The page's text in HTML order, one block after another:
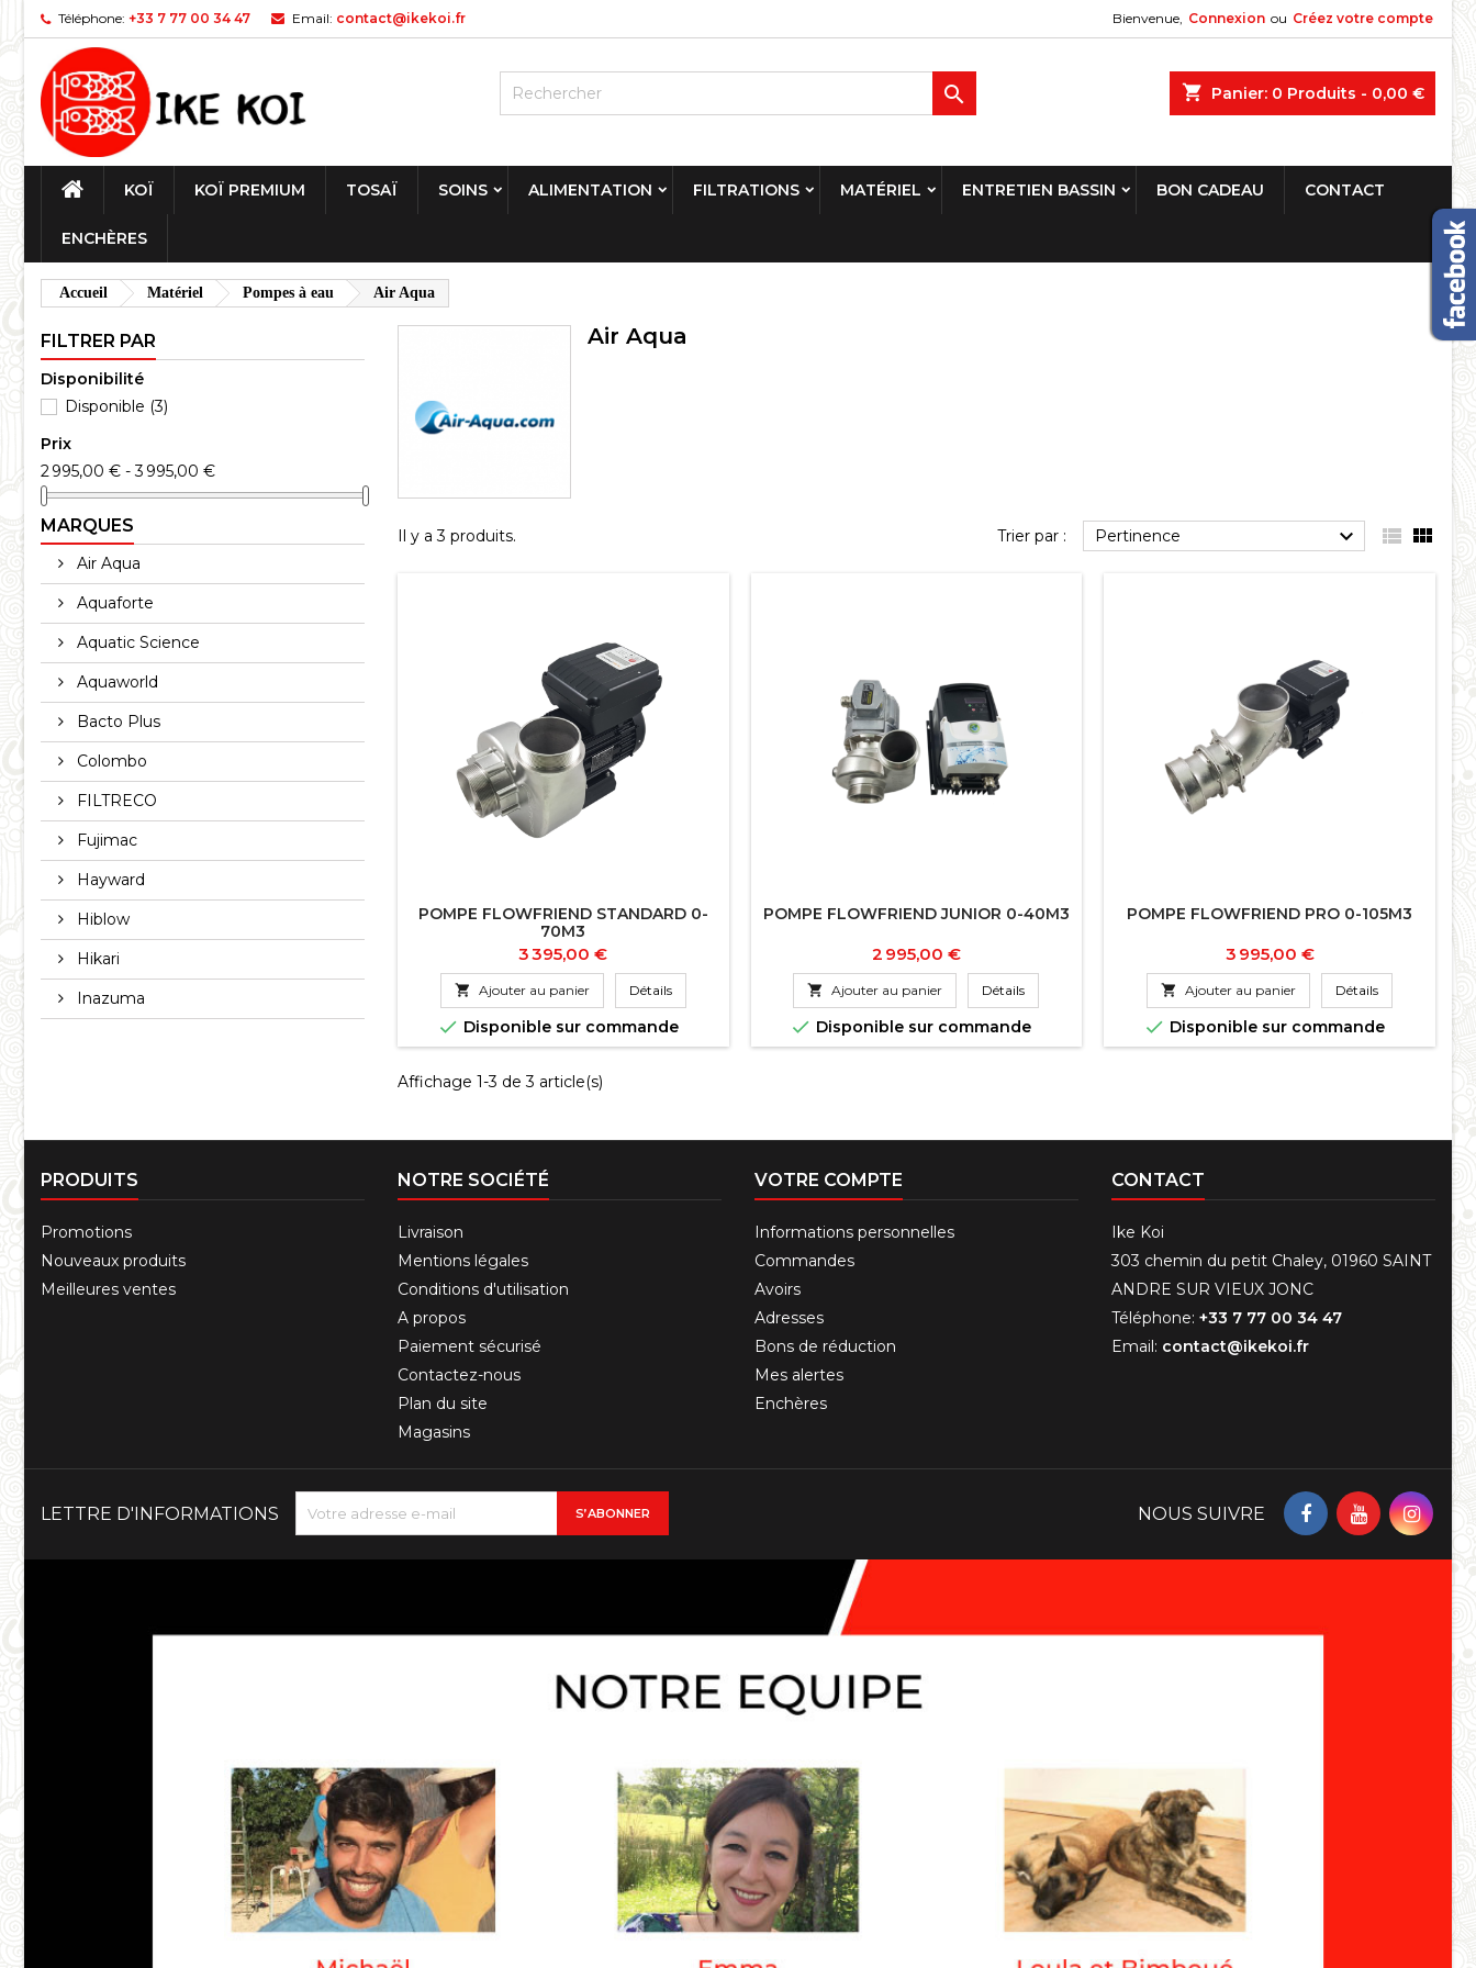
Téléphone: +33 7 77 00 34 47 Email: contact@ikekoi.fr Bienvenue, Connexion ou Créez votre compte
shopping_cart Panier: 0 Produits - 0,00 €

KOÏ KOÏ PREMIUM TOSAÏ SOINS ALIMENTATION FILTRATIONS MATÉRIEL ENTRETIEN BASSIN BON CADEAU CONTACT
ENCHÈRES
Accueil Matériel Pompes à eau Air Aqua
FILTRER PAR
Disponibilité
Disponible (3)
Prix
2 995,00 € - 3 995,00 €
MARQUES
Air Aqua
Aquaforte
Aquatic Science
Aquaworld
Bacto Plus
Colombo
FILTRECO
Fujimac
Hayward
Hiblow
Hikari
Inazuma
Air Aqua
Il y a 3 produits. Trier par : Pertinence   
POMPE FLOWFRIEND STANDARD 0-
70M3
Prix
3 395,00 €
 Ajouter au panier Détails
 Disponible sur commande
POMPE FLOWFRIEND JUNIOR 0-40M3
Prix
2 995,00 €
 Ajouter au panier Détails
 Disponible sur commande
POMPE FLOWFRIEND PRO 0-105M3
Prix
3 995,00 €
 Ajouter au panier Détails
 Disponible sur commande
Affichage 1-3 de 3 article(s)
PRODUITS
Promotions
Nouveaux produits
Meilleures ventes
NOTRE SOCIÉTÉ
Livraison
Mentions légales
Conditions d'utilisation
A propos
Paiement sécurisé
Contactez-nous
Plan du site
Magasins
VOTRE COMPTE
Informations personnelles
Commandes
Avoirs
Adresses
Bons de réduction
Mes alertes
Enchères
CONTACT
Ike Koi
303 chemin du petit Chaley, 01960 SAINT
ANDRE SUR VIEUX JONC
Téléphone: +33 7 77 00 34 47
Email: contact@ikekoi.fr
LETTRE D'INFORMATIONS NOUS SUIVRE